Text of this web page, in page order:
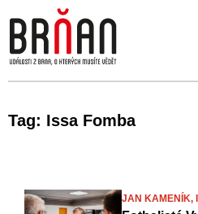
Tag: Issa Fomba
JAN KAMENÍK,